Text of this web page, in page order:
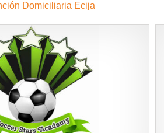
Domiciliaria Ecija